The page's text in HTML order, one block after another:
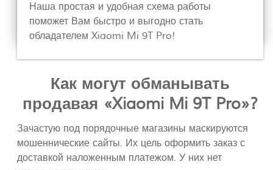
Наша простая и удобная схема работы
поможет Вам быстро и выгодно стать
обладателем Xiaomi Mi 9T Pro!
Как могут обманывать
продавая «Xiaomi Mi 9T Pro»?
Зачастую под порядочные магазины маскируются
мошеннические сайты. Их цель оформить заказ с
доставкой наложенным платежом. У них нет